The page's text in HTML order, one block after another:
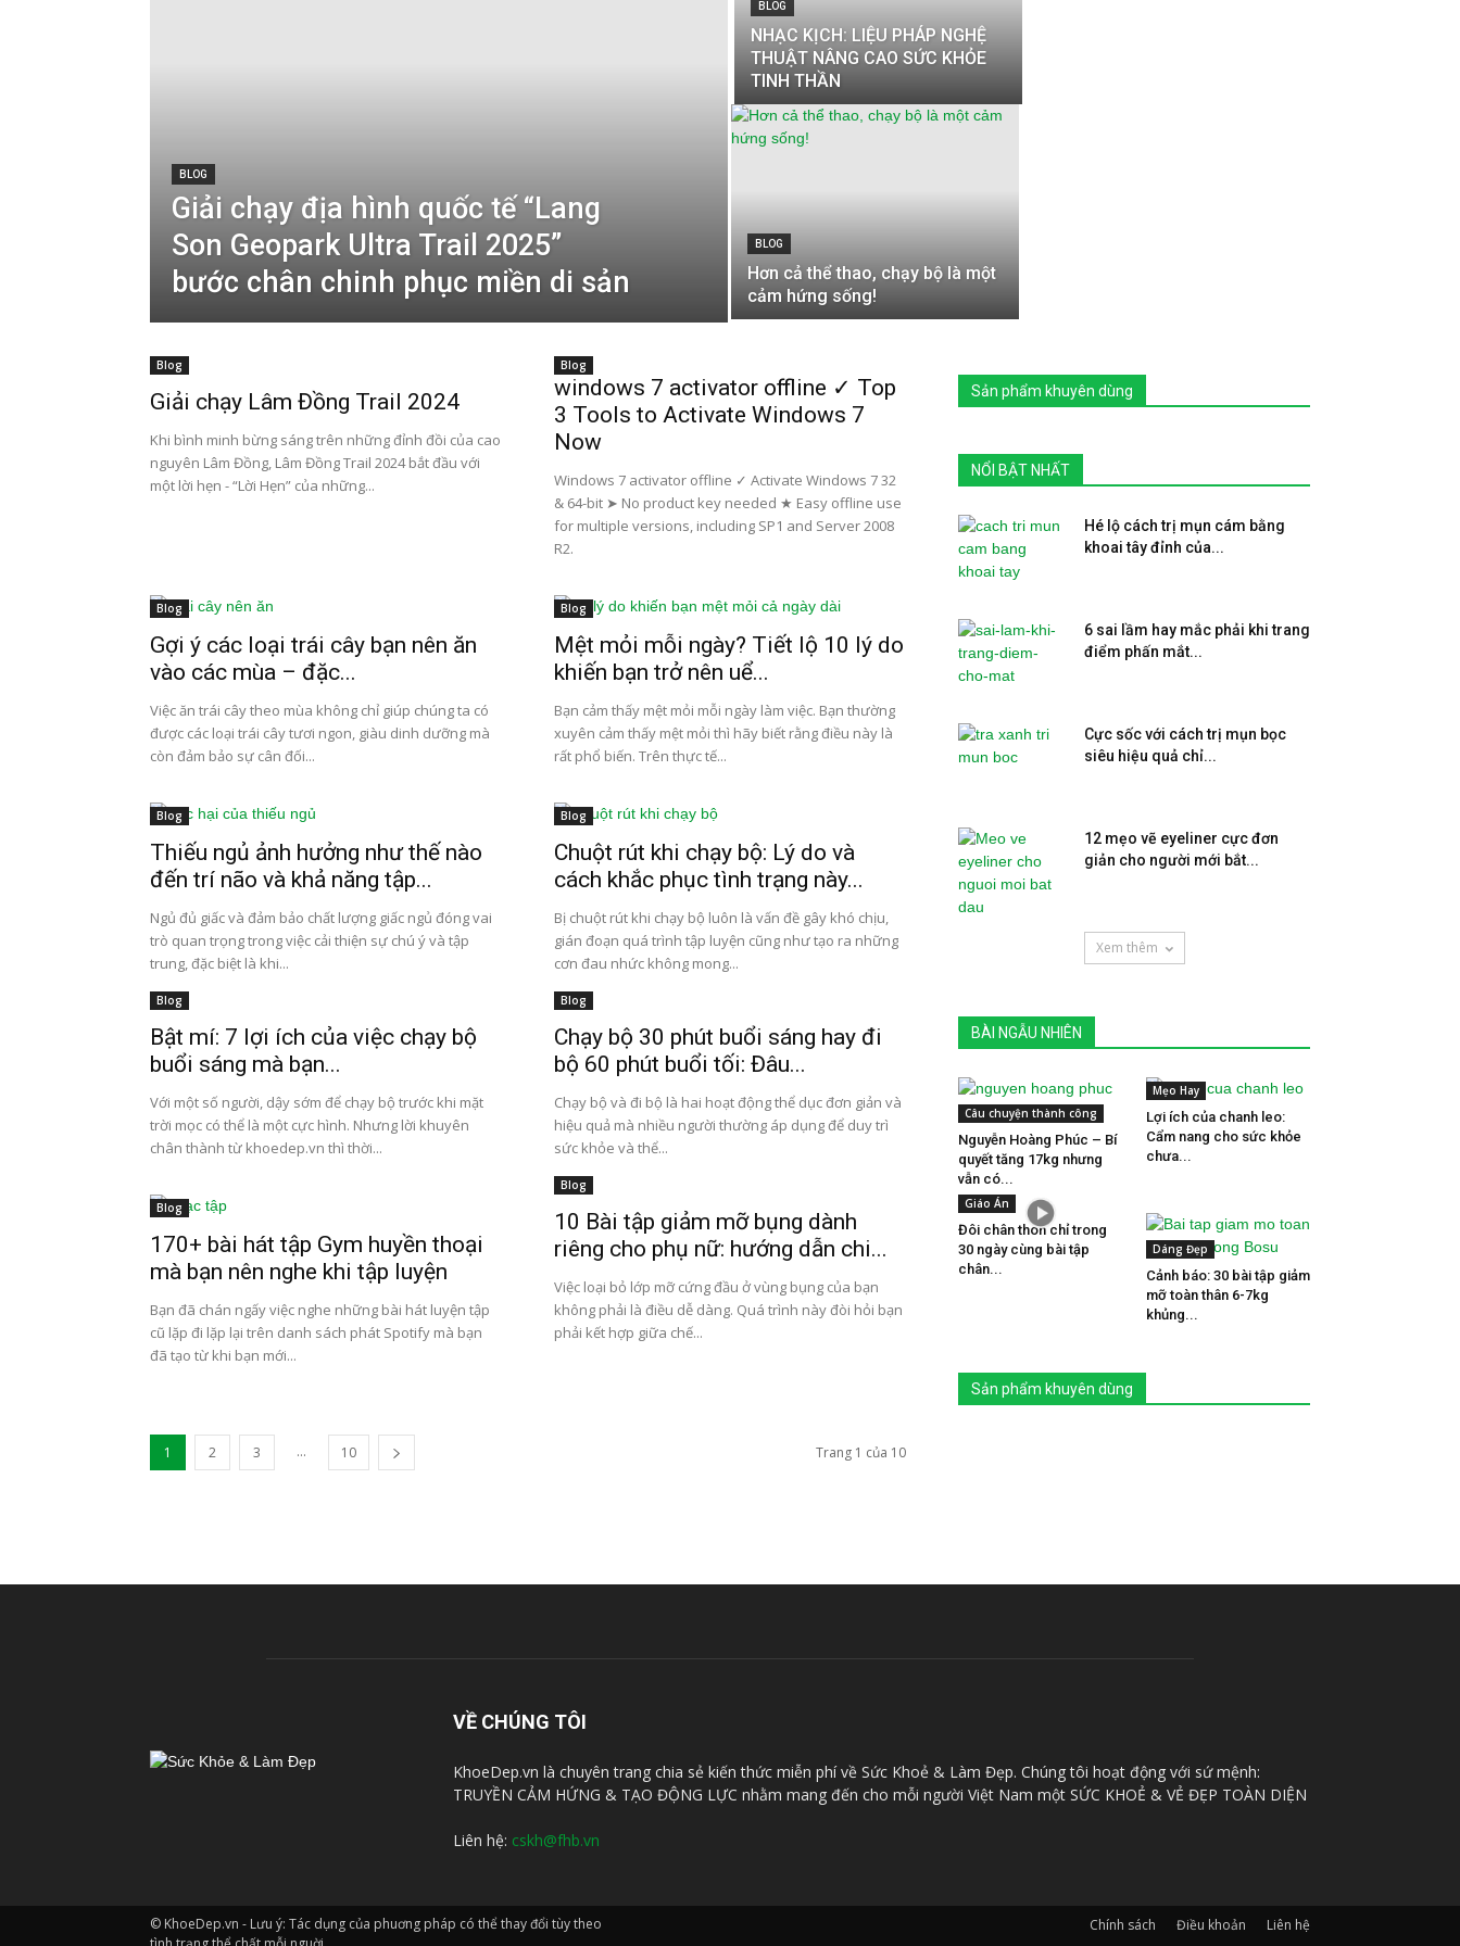
BLOG
Giải chạy địa hình quốc tế “Lang
Son Geopark Ultra Trail 2025”
bước chân chinh phục miền di sản
BLOG
NHẠC KỊCH: LIỆU PHÁP NGHỆ
THUẬT NÂNG CAO SỨC KHỎE
TINH THẦN
BLOG
Hơn cả thể thao, chạy bộ là một
cảm hứng sống!
Blog
Giải chạy Lâm Đồng Trail 2024
Khi bình minh bừng sáng trên những đỉnh đồi của cao
nguyên Lâm Đồng, Lâm Đồng Trail 2024 bắt đầu với
một lời hẹn - “Lời Hẹn” của những...
Blog
windows 7 activator offline ✓ Top
3 Tools to Activate Windows 7
Now
Windows 7 activator offline ✓ Activate Windows 7 32
& 64-bit ➤ No product key needed ★ Easy offline use
for multiple versions, including SP1 and Server 2008
R2.
Blog
Gợi ý các loại trái cây bạn nên ăn
vào các mùa – đặc...
Việc ăn trái cây theo mùa không chỉ giúp chúng ta có
được các loại trái cây tươi ngon, giàu dinh dưỡng mà
còn đảm bảo sự cân đối...
Blog
Mệt mỏi mỗi ngày? Tiết lộ 10 lý do
khiến bạn trở nên uể...
Bạn cảm thấy mệt mỏi mỗi ngày làm việc. Bạn thường
xuyên cảm thấy mệt mỏi thì hãy biết rằng điều này là
rất phổ biến. Trên thực tế...
Blog
Thiếu ngủ ảnh hưởng như thế nào
đến trí não và khả năng tập...
Ngủ đủ giấc và đảm bảo chất lượng giấc ngủ đóng vai
trò quan trọng trong việc cải thiện sự chú ý và tập
trung, đặc biệt là khi...
Blog
Chuột rút khi chạy bộ: Lý do và
cách khắc phục tình trạng này...
Bị chuột rút khi chạy bộ luôn là vấn đề gây khó chịu,
gián đoạn quá trình tập luyện cũng như tạo ra những
cơn đau nhức không mong...
Blog
Bật mí: 7 lợi ích của việc chạy bộ
buổi sáng mà bạn...
Với một số người, dậy sớm để chạy bộ trước khi mặt
trời mọc có thể là một cực hình. Nhưng lời khuyên
chân thành từ khoedep.vn thì thời...
Blog
Chạy bộ 30 phút buổi sáng hay đi
bộ 60 phút buổi tối: Đâu...
Chạy bộ và đi bộ là hai hoạt động thể dục đơn giản và
hiệu quả mà nhiều người thường áp dụng để duy trì
sức khỏe và thể...
Blog
170+ bài hát tập Gym huyền thoại
mà bạn nên nghe khi tập luyện
Bạn đã chán ngấy việc nghe những bài hát luyện tập
cũ lặp đi lặp lại trên danh sách phát Spotify mà bạn
đã tạo từ khi bạn mới...
Blog
10 Bài tập giảm mỡ bụng dành
riêng cho phụ nữ: hướng dẫn chi...
Việc loại bỏ lớp mỡ cứng đầu ở vùng bụng của bạn
không phải là điều dễ dàng. Quá trình này đòi hỏi bạn
phải kết hợp giữa chế...
1 2 3 ... 10 Trang 1 của 10
Sản phẩm khuyên dùng
NỔI BẬT NHẤT
Hé lộ cách trị mụn cám bằng
khoai tây đỉnh của...
6 sai lầm hay mắc phải khi trang
điểm phấn mắt...
Cực sốc với cách trị mụn bọc
siêu hiệu quả chỉ...
12 mẹo vẽ eyeliner cực đơn
giản cho người mới bắt...
Xem thêm
BÀI NGẪU NHIÊN
Câu chuyện thành công
Nguyễn Hoàng Phúc – Bí
quyết tăng 17kg nhưng
vẫn có...
Mẹo Hay
Lợi ích của chanh leo:
Cẩm nang cho sức khỏe
chưa...
Giáo Án
Đôi chân thon chỉ trong
30 ngày cùng bài tập
chân...
Dáng Đẹp
Cảnh báo: 30 bài tập giảm
mỡ toàn thân 6-7kg
khủng...
Sản phẩm khuyên dùng
VỀ CHÚNG TÔI
KhoeDep.vn là chuyên trang chia sẻ kiến thức miễn phí về Sức Khoẻ & Làm Đẹp. Chúng tôi hoạt động với sứ mệnh:
TRUYỀN CẢM HỨNG & TẠO ĐỘNG LỰC nhằm mang đến cho mỗi người Việt Nam một SỨC KHOẺ & VẺ ĐẸP TOÀN DIỆN
Liên hệ: cskh@fhb.vn
Chính sách Điều khoản Liên hệ
© KhoeDep.vn - Lưu ý: Tác dụng của phuơng pháp có thể thay đổi tùy theo